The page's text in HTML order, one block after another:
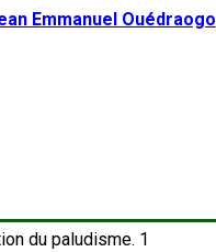
Emmanuel Ouédraogo
1